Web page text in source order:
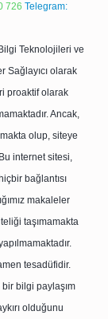
726 Telegram:
Teknolojileri ve
Sağlayıcı olarak
proaktif olarak
Ancak,
olup, siteye
internet sitesi,
bağlantısı
makaleler
taşımamakta
tesadüfidir.
bilgi paylaşım
olduğunu